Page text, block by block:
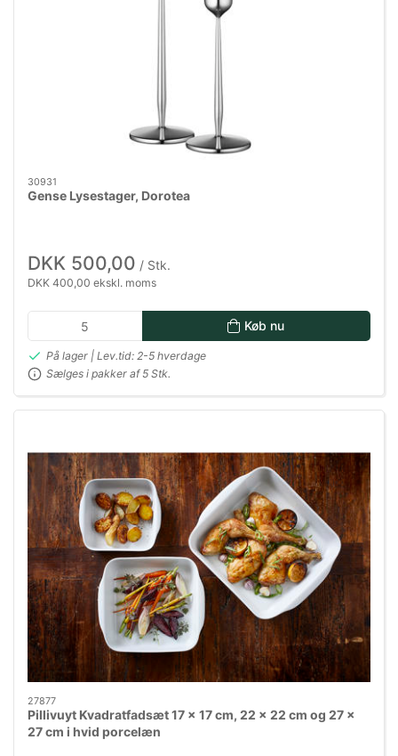
30931
Gense Lysestager, Dorotea
DKK 500,00 / Stk.
DKK 400,00 ekskl. moms
Køb nu
På lager | Lev.tid: 2-5 hverdage
Sælges i pakker af 5 Stk.
27877
Pillivuyt Kvadratfadsæt 17 x 17 cm, 22 x 22 cm og 27 x
27 cm i hvid porcelæn